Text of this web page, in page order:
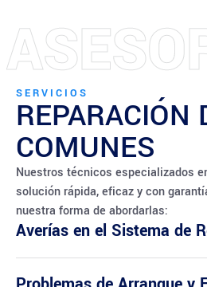
SERVICIOS
REPARACIÓN
COMUNES
Nuestros técnicos especializados
solución rápida, eficaz y con
nuestra forma de abordarlas:
Averías en el Sistema de
MANTE